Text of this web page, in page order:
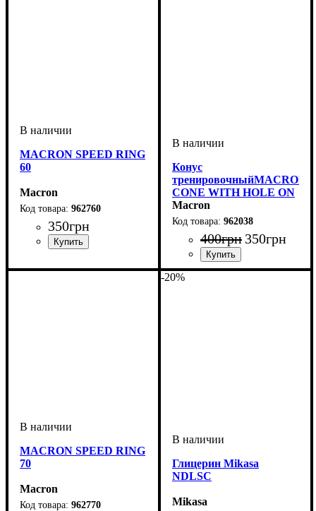
MACRON SPEED RING
60
Macron
962760
350грн
Конус
тренировочныйMACRON
CONE WITH HOLE ON
TOP 38 (962038)
Macron
962038
400грн 350грн
Пол: Унисекс
Производитель: Macron
Цвет: Оранжевый,
Салатовый
MACRON SPEED RING
70
Macron
962770
-20%
Глицерин Mikasa
NDLSC
Mikasa